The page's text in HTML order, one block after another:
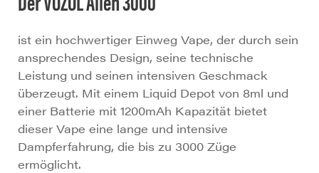
ist ein hochwertiger Einweg Vape, der durch sein
ansprechendes Design, seine technische
Leistung und seinen intensiven Geschmack
überzeugt. Mit einem Liquid Depot von 8ml und
einer Batterie mit 1200mAh Kapazität bietet
dieser Vape eine lange und intensive
Dampferfahrung, die bis zu 3000 Züge
ermöglicht.